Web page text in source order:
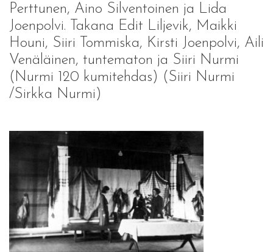
Perttunen, Aino Silventoinen ja Lida
Joenpolvi. Takana Edit Liljevik, Maikki
Houni, Siiri Tommiska, Kirsti Joenpolvi, Aili
Venäläinen, tuntematon ja Siiri Nurmi
(Nurmi 120 kumitehdas) (Siiri Nurmi
/Sirkka Nurmi)